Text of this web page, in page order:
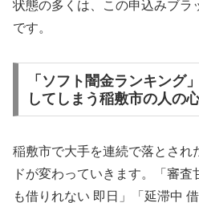
状態の多くは、この申込みブラ
です。
「ソフト闇金ランキング
してしまう稲敷市の人の
稲敷市で大手を連続で落とされ
ドが変わっていきます。「審
も借りれない 即日」「延滞中